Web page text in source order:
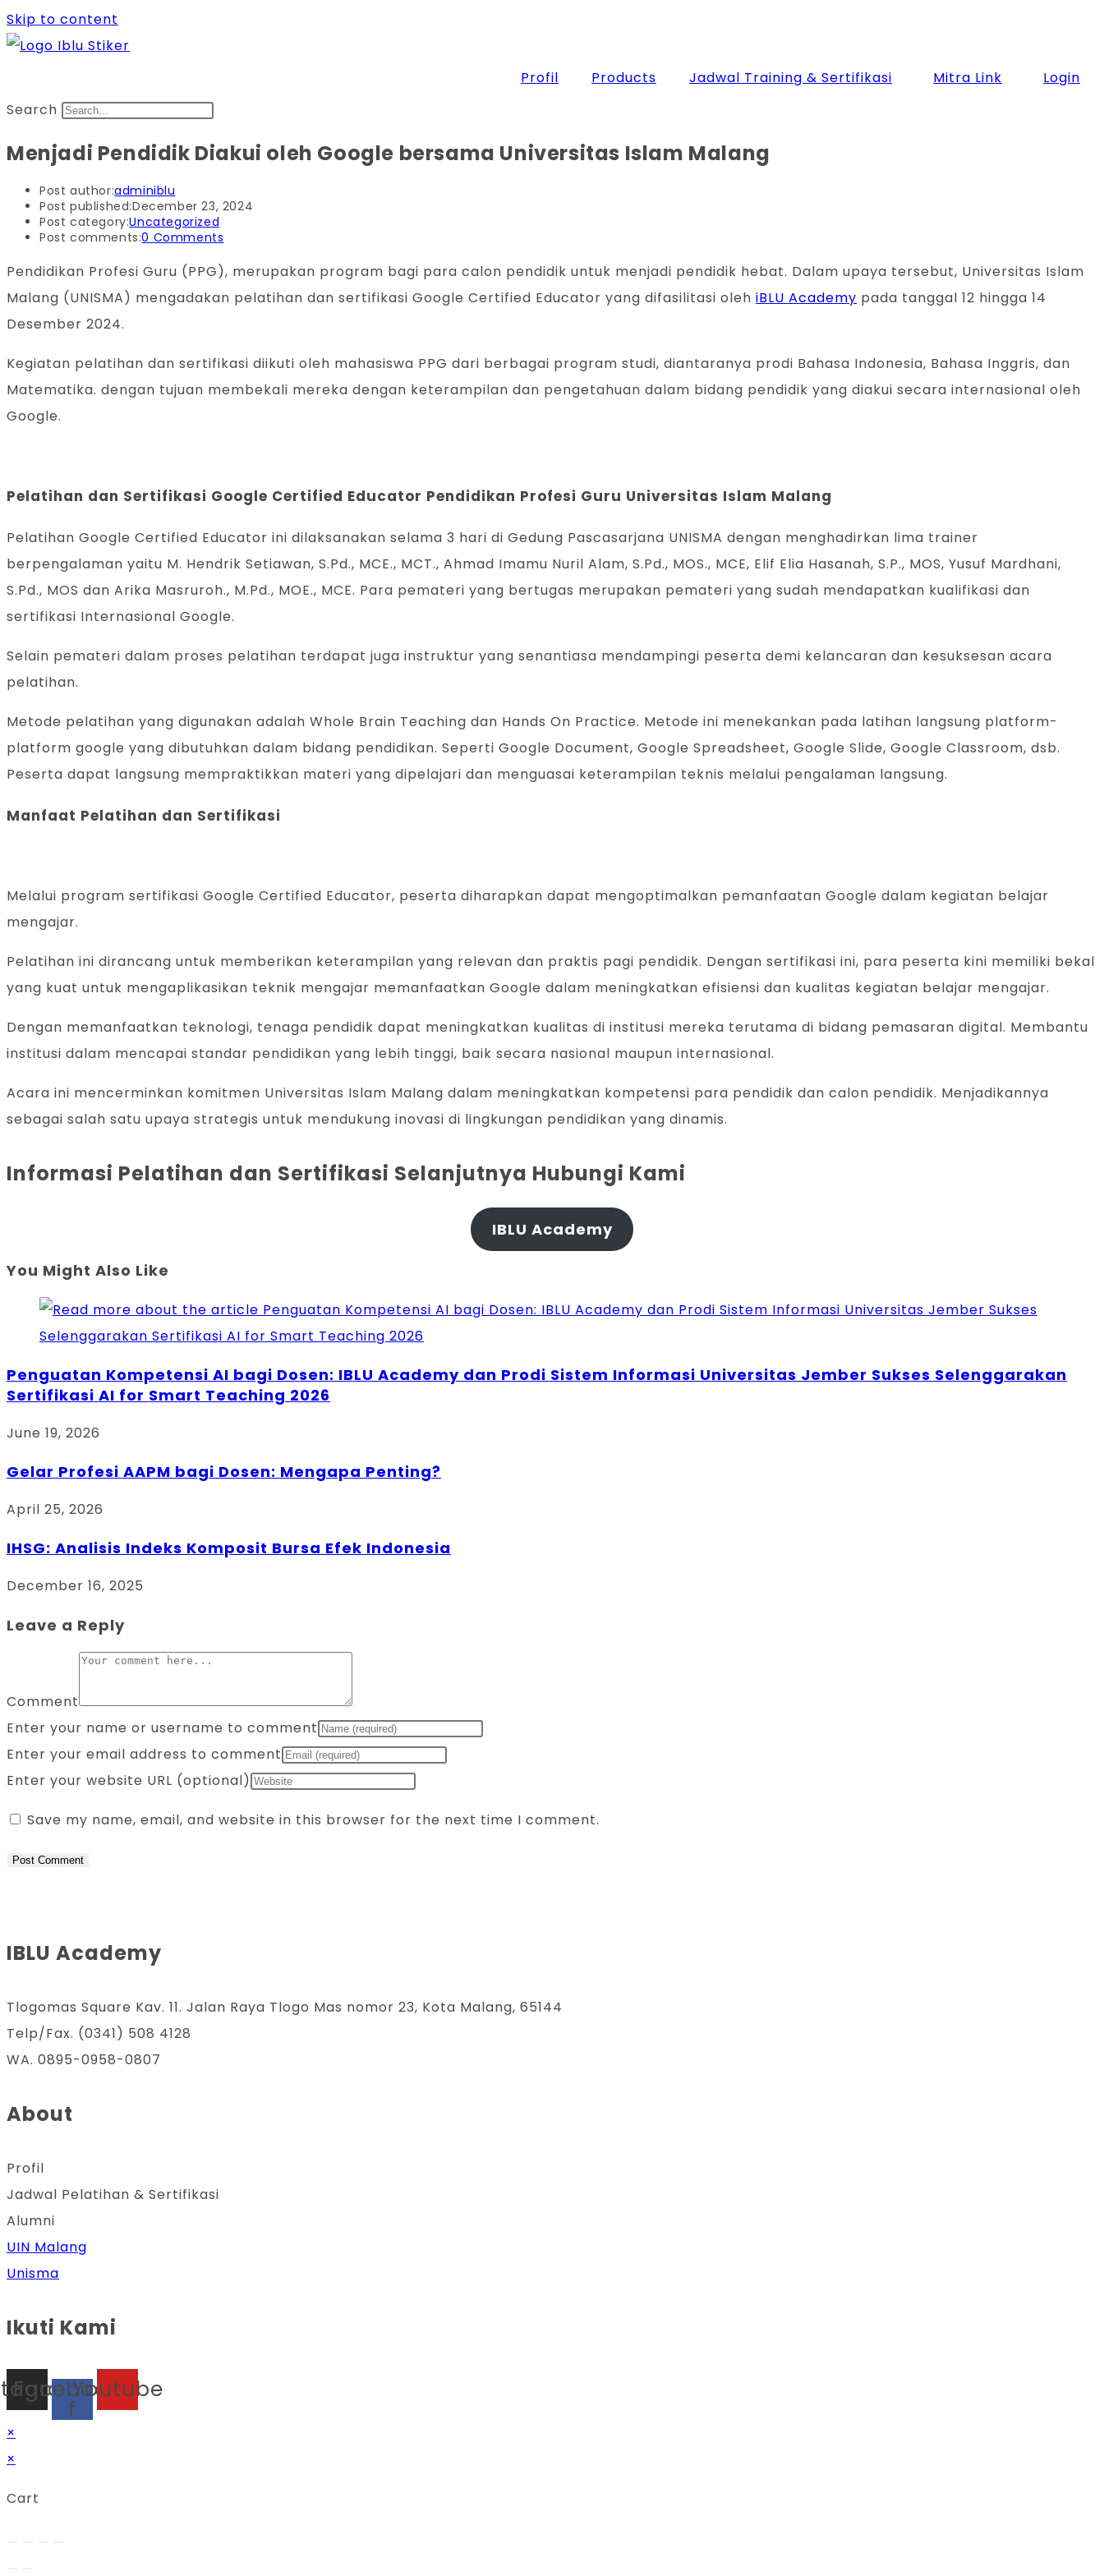
Skip to content
Profil Products Jadwal Training & Sertifikasi Mitra Link
Login
Search
Menjadi Pendidik Diakui oleh Google bersama Universitas Islam Malang
Post author:adminiblu
Post published:December 23, 2024
Post category:Uncategorized
Post comments:0 Comments
Pendidikan Profesi Guru (PPG), merupakan program bagi para calon pendidik untuk menjadi pendidik hebat. Dalam upaya tersebut, Universitas Islam
Malang (UNISMA) mengadakan pelatihan dan sertifikasi Google Certified Educator yang difasilitasi oleh iBLU Academy pada tanggal 12 hingga 14
Desember 2024.
Kegiatan pelatihan dan sertifikasi diikuti oleh mahasiswa PPG dari berbagai program studi, diantaranya prodi Bahasa Indonesia, Bahasa Inggris, dan
Matematika. dengan tujuan membekali mereka dengan keterampilan dan pengetahuan dalam bidang pendidik yang diakui secara internasional oleh
Google.
Pelatihan dan Sertifikasi Google Certified Educator Pendidikan Profesi Guru Universitas Islam Malang
Pelatihan Google Certified Educator ini dilaksanakan selama 3 hari di Gedung Pascasarjana UNISMA dengan menghadirkan lima trainer
berpengalaman yaitu M. Hendrik Setiawan, S.Pd., MCE., MCT., Ahmad Imamu Nuril Alam, S.Pd., MOS., MCE, Elif Elia Hasanah, S.P., MOS, Yusuf Mardhani,
S.Pd., MOS dan Arika Masruroh., M.Pd., MOE., MCE. Para pemateri yang bertugas merupakan pemateri yang sudah mendapatkan kualifikasi dan
sertifikasi Internasional Google.
Selain pemateri dalam proses pelatihan terdapat juga instruktur yang senantiasa mendampingi peserta demi kelancaran dan kesuksesan acara
pelatihan.
Metode pelatihan yang digunakan adalah Whole Brain Teaching dan Hands On Practice. Metode ini menekankan pada latihan langsung platform-
platform google yang dibutuhkan dalam bidang pendidikan. Seperti Google Document, Google Spreadsheet, Google Slide, Google Classroom, dsb.
Peserta dapat langsung mempraktikkan materi yang dipelajari dan menguasai keterampilan teknis melalui pengalaman langsung.
Manfaat Pelatihan dan Sertifikasi
Melalui program sertifikasi Google Certified Educator, peserta diharapkan dapat mengoptimalkan pemanfaatan Google dalam kegiatan belajar
mengajar.
Pelatihan ini dirancang untuk memberikan keterampilan yang relevan dan praktis pagi pendidik. Dengan sertifikasi ini, para peserta kini memiliki bekal
yang kuat untuk mengaplikasikan teknik mengajar memanfaatkan Google dalam meningkatkan efisiensi dan kualitas kegiatan belajar mengajar.
Dengan memanfaatkan teknologi, tenaga pendidik dapat meningkatkan kualitas di institusi mereka terutama di bidang pemasaran digital. Membantu
institusi dalam mencapai standar pendidikan yang lebih tinggi, baik secara nasional maupun internasional.
Acara ini mencerminkan komitmen Universitas Islam Malang dalam meningkatkan kompetensi para pendidik dan calon pendidik. Menjadikannya
sebagai salah satu upaya strategis untuk mendukung inovasi di lingkungan pendidikan yang dinamis.
Informasi Pelatihan dan Sertifikasi Selanjutnya Hubungi Kami
IBLU Academy
You Might Also Like
Penguatan Kompetensi AI bagi Dosen: IBLU Academy dan Prodi Sistem Informasi Universitas Jember Sukses Selenggarakan
Sertifikasi AI for Smart Teaching 2026
June 19, 2026
Gelar Profesi AAPM bagi Dosen: Mengapa Penting?
April 25, 2026
IHSG: Analisis Indeks Komposit Bursa Efek Indonesia
December 16, 2025
Leave a Reply
Comment
Enter your name or username to comment
Enter your email address to comment
Enter your website URL (optional)
Save my name, email, and website in this browser for the next time I comment.
IBLU Academy
Tlogomas Square Kav. 11. Jalan Raya Tlogo Mas nomor 23, Kota Malang, 65144
Telp/Fax. (0341) 508 4128
WA. 0895-0958-0807
About
Profil
Jadwal Pelatihan & Sertifikasi
Alumni
UIN Malang
Unisma
Ikuti Kami
Facebook-
f
Youtube
×
×
Cart